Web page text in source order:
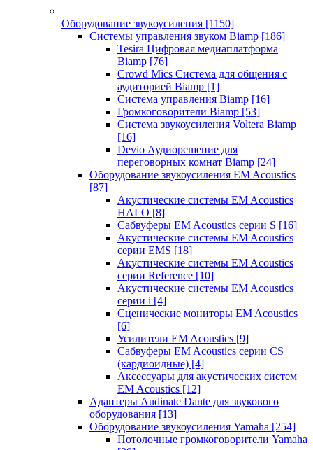
Оборудование звукоусиления [1150]
Системы управления звуком Biamp [186]
Tesira Цифровая медиаплатформа
Biamp [76]
Crowd Mics Система для общения с
аудиторией Biamp [1]
Система управления Biamp [16]
Громкоговорители Biamp [53]
Система звукоусиления Voltera Biamp
[16]
Devio Аудиорешение для
переговорных комнат Biamp [24]
Оборудование звукоусиления EM Acoustics
[87]
Акустические системы EM Acoustics
HALO [8]
Сабвуферы EM Acoustics серии S [16]
Акустические системы EM Acoustics
серии EMS [18]
Акустические системы EM Acoustics
серии Reference [10]
Акустические системы EM Acoustics
серии i [4]
Сценические мониторы EM Acoustics
[6]
Усилители EM Acoustics [9]
Сабвуферы EM Acoustics серии CS
(кардиоидные) [4]
Аксессуары для акустических систем
EM Acoustics [12]
Адаптеры Audinate Dante для звукового
оборудования [13]
Оборудование звукоусиления Yamaha [254]
Потолочные громкоговорители Yamaha